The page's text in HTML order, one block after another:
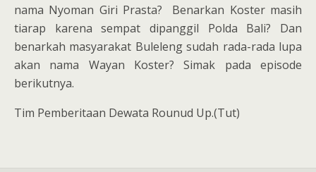
nama Nyoman Giri Prasta? Benarkan Koster masih
tiarap karena sempat dipanggil Polda Bali? Dan
benarkah masyarakat Buleleng sudah rada-rada lupa
akan nama Wayan Koster? Simak pada episode
berikutnya.
Tim Pemberitaan Dewata Rounud Up.(Tut)